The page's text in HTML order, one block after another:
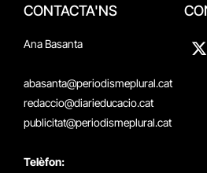
CONTACTA'NS
Ana Basanta
abasanta@periodismeplural.cat
redaccio@diarieducacio.cat
publicitat@periodismeplural.cat
Telèfon:
X